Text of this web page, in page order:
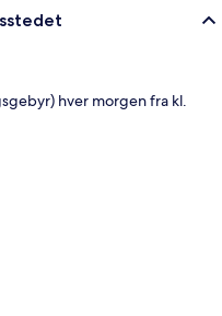
hver morgen fra kl.